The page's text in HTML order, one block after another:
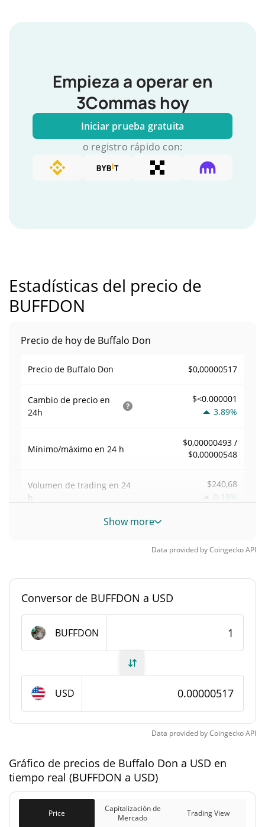
Empieza a operar en
3Commas hoy
Iniciar prueba gratuita
o registro rápido con:
Estadísticas del precio de
BUFFDON
Precio de hoy de Buffalo Don
Precio de Buffalo Don $0,00000517
Cambio de precio en
24h
$<0.000001
3.89%
Mínimo/máximo en 24 h
$0,00000493 /
$0,00000548
Volumen de trading en 24
h
$240,68
0.18%
Volumen/capitalización de
<0.000001%
Rango en el mercado #11636
Suministro de Buffalo Don
Suministro circulante
Suministro total
1.000.000.000 BUFFDON
Capitalización de mercado de Buffalo Don
Capitalización de
$4807,27
Show more
Data provided byCoingeckoAPI
Conversor de BUFFDON a USD
BUFFDON
USD
Data provided byCoingeckoAPI
Gráfico de precios de Buffalo Don a USD en
tiempo real (BUFFDON a USD)
Price
Capitalización de
Mercado
Trading View